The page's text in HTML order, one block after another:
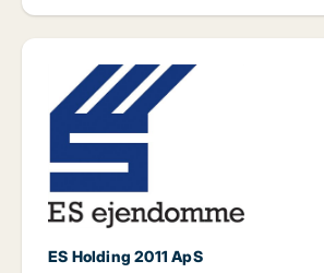
ES Holding 2011 ApS